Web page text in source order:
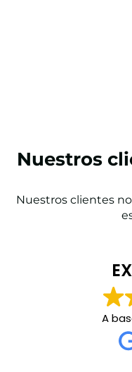
Nuestros
Nuestros clientes
A